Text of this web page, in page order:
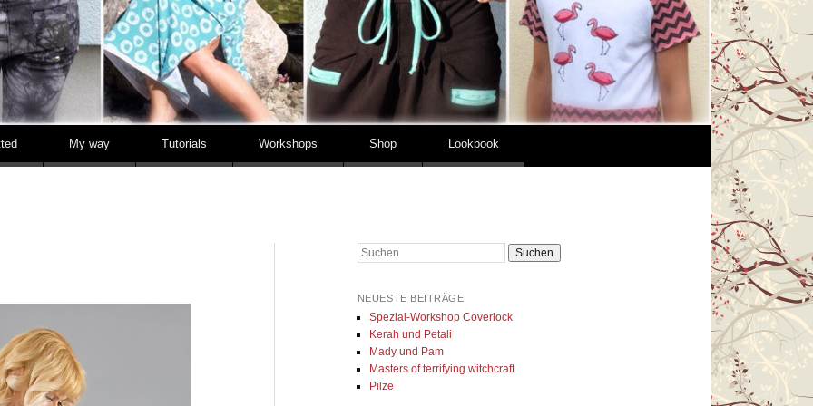
My way Tutorials Workshops Shop Lookbook
Suchen
NEUESTE BEITRÄGE
Spezial-Workshop Coverlock
Kerah und Petali
Mady und Pam
Masters of terrifying witchcraft
Pilze